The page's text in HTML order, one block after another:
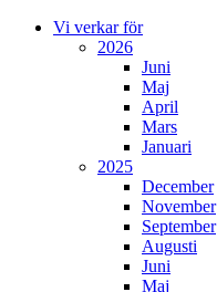
Vi verkar för
2026
Juni
Maj
April
Mars
Januari
2025
December
November
September
Augusti
Juni
Maj